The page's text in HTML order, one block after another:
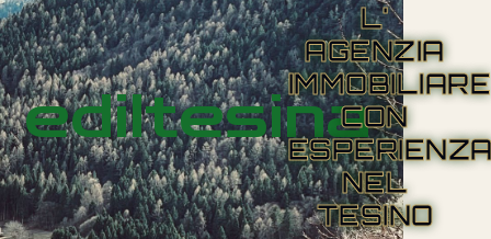
ediltesina
L'
AGENZIA
IMMOBILIARE
CON
NEL
TESINO